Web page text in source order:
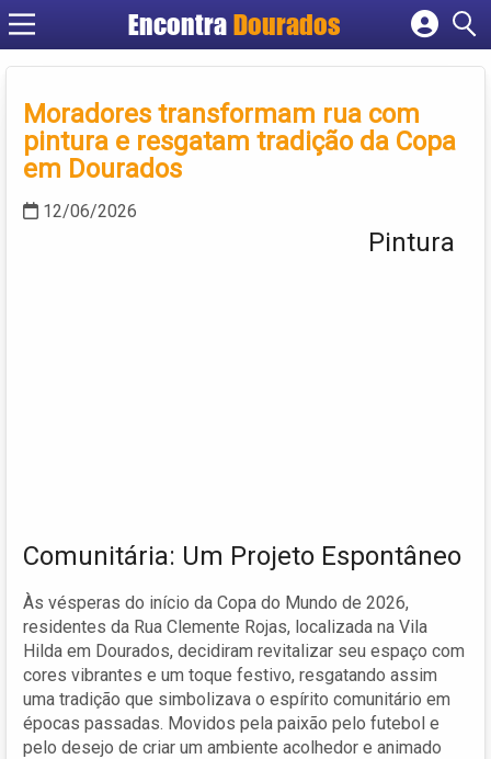
EncontraDourados
Cadastrar empresa
Criar conta
Moradores transformam rua com
pintura e resgatam tradição da Copa
em Dourados
12/06/2026
Pintura
Comunitária: Um Projeto Espontâneo
Às vésperas do início da Copa do Mundo de 2026,
residentes da Rua Clemente Rojas, localizada na Vila
Hilda em Dourados, decidiram revitalizar seu espaço com
cores vibrantes e um toque festivo, resgatando assim
uma tradição que simbolizava o espírito comunitário em
épocas passadas. Movidos pela paixão pelo futebol e
pelo desejo de criar um ambiente acolhedor e animado